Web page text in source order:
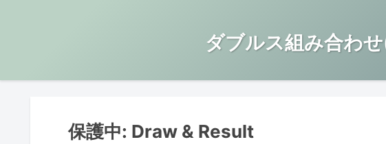
ダブルス組み合わ
保護中: Draw & Result